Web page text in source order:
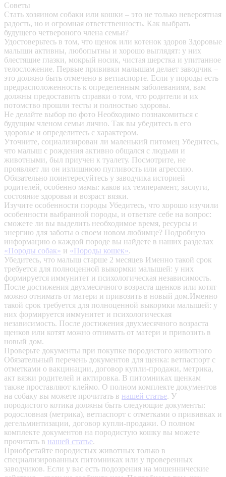
Советы
Стать хозяином собаки или кошки – это не только невероятная
радость, но и огромная ответственность. Как выбрать
будущего четвероного члена семьи?
Удостоверьтесь в том, что щенок или котенок здоров Здоровые
малыши активны, любопытны и хорошо выглядят: у них
блестящие глазки, мокрый носик, чистая шерстка и упитанное
телосложение. Первые прививки малышам делает заводчик –
это должно быть отмечено в ветпаспорте. Если у породы есть
предрасположенность к определенным заболеваниям, вам
должны предоставить справки о том, что родители и их
потомство прошли тесты и полностью здоровы.
Не делайте выбор по фото Необходимо познакомиться с
будущим членом семьи лично. Так вы убедитесь в его
здоровье и определитесь с характером.
Уточните, социализирован ли маленький питомец Убедитесь,
что малыш с рождения активно общался с людьми и
животными, был приучен к туалету. Посмотрите, не
проявляет ли он излишнюю пугливость или агрессию.
Обязательно поинтересуйтесь у заводчика историей
родителей, особенно мамы: каков их темперамент, заслуги,
состояние здоровья и возраст вязки.
Изучите особенности породы Убедитесь, что хорошо изучили
особенности выбранной породы, и ответьте себе на вопрос:
сможете ли вы выделить необходимое время, ресурсы и
энергию для заботы о своем новом любимце? Подробную
информацию о каждой породе вы найдете в наших разделах
«Породы собак» и «Породы кошек».
Убедитесь, что малыш старше 2 месяцев Именно такой срок
требуется для полноценной выкормки малышей: у них
формируется иммунитет и психологическая независимость.
После достижения двухмесячного возраста щенков или котят
можно отнимать от матери и привозить в новый дом.Именно
такой срок требуется для полноценной выкормки малышей: у
них формируется иммунитет и психологическая
независимость. После достижения двухмесячного возраста
щенков или котят можно отнимать от матери и привозить в
новый дом.
Проверьте документы при покупке породистого животного
Обязательный перечень документов для щенка: ветпаспорт с
отметками о вакцинации, договор купли-продажи, метрика,
акт вязки родителей и актировка. В питомниках щенкам
также проставляют клеймо. О полном комплекте документов
на собаку вы можете прочитать в нашей статье. У
породистого котика должны быть следующие документы:
родословная (метрика), ветпаспорт с отметками о прививках и
дегельминтизации, договор купли-продажи. О полном
комплекте документов на породистую кошку вы можете
прочитать в нашей статье.
Приобретайте породистых животных только в
специализированных питомниках или у проверенных
заводчиков. Если у вас есть подозрения на мошеннические